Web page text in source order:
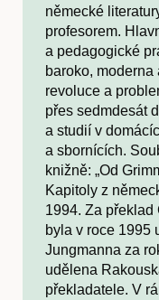
německé
profesorem.
a pedagogické
baroko,
revoluce a
přes sedmdesát
a studií v
a sbornících.
knižně: „Od
Kapitoly z
1994. Za překlad
byla v roce 1995
Jungmanna za
udělena
překladatele. V